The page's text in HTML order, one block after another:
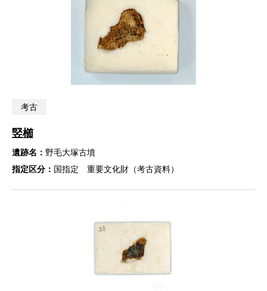
考古
竪櫛
遺跡名： 野毛大塚古墳
指定区分： 国指定 重要文化財（考古資料）